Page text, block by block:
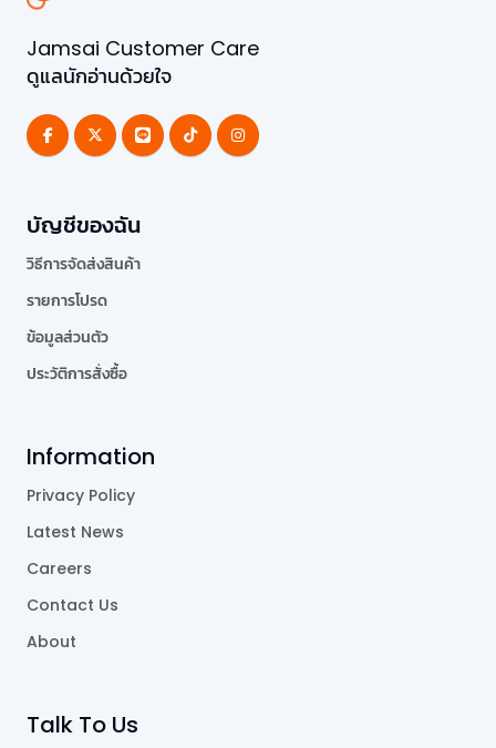
Jamsai Customer Care
ดูแลนักอ่านด้วยใจ
บัญชีของฉัน
วิธีการจัดส่งสินค้า
รายการโปรด
ข้อมูลส่วนตัว
ประวัติการสั่งซื้อ
Information
Privacy Policy
Latest News
Careers
Contact Us
About
Talk To Us